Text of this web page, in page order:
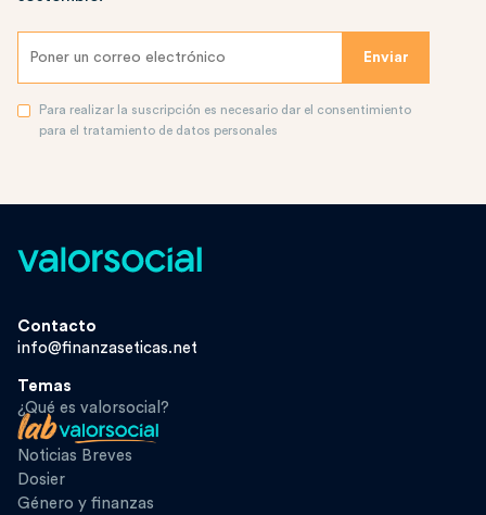
Para realizar la suscripción es necesario dar el consentimiento
para el tratamiento de datos personales
Contacto
info@finanzaseticas.net
Temas
¿Qué es valorsocial?
Noticias Breves
Dosier
Género y finanzas